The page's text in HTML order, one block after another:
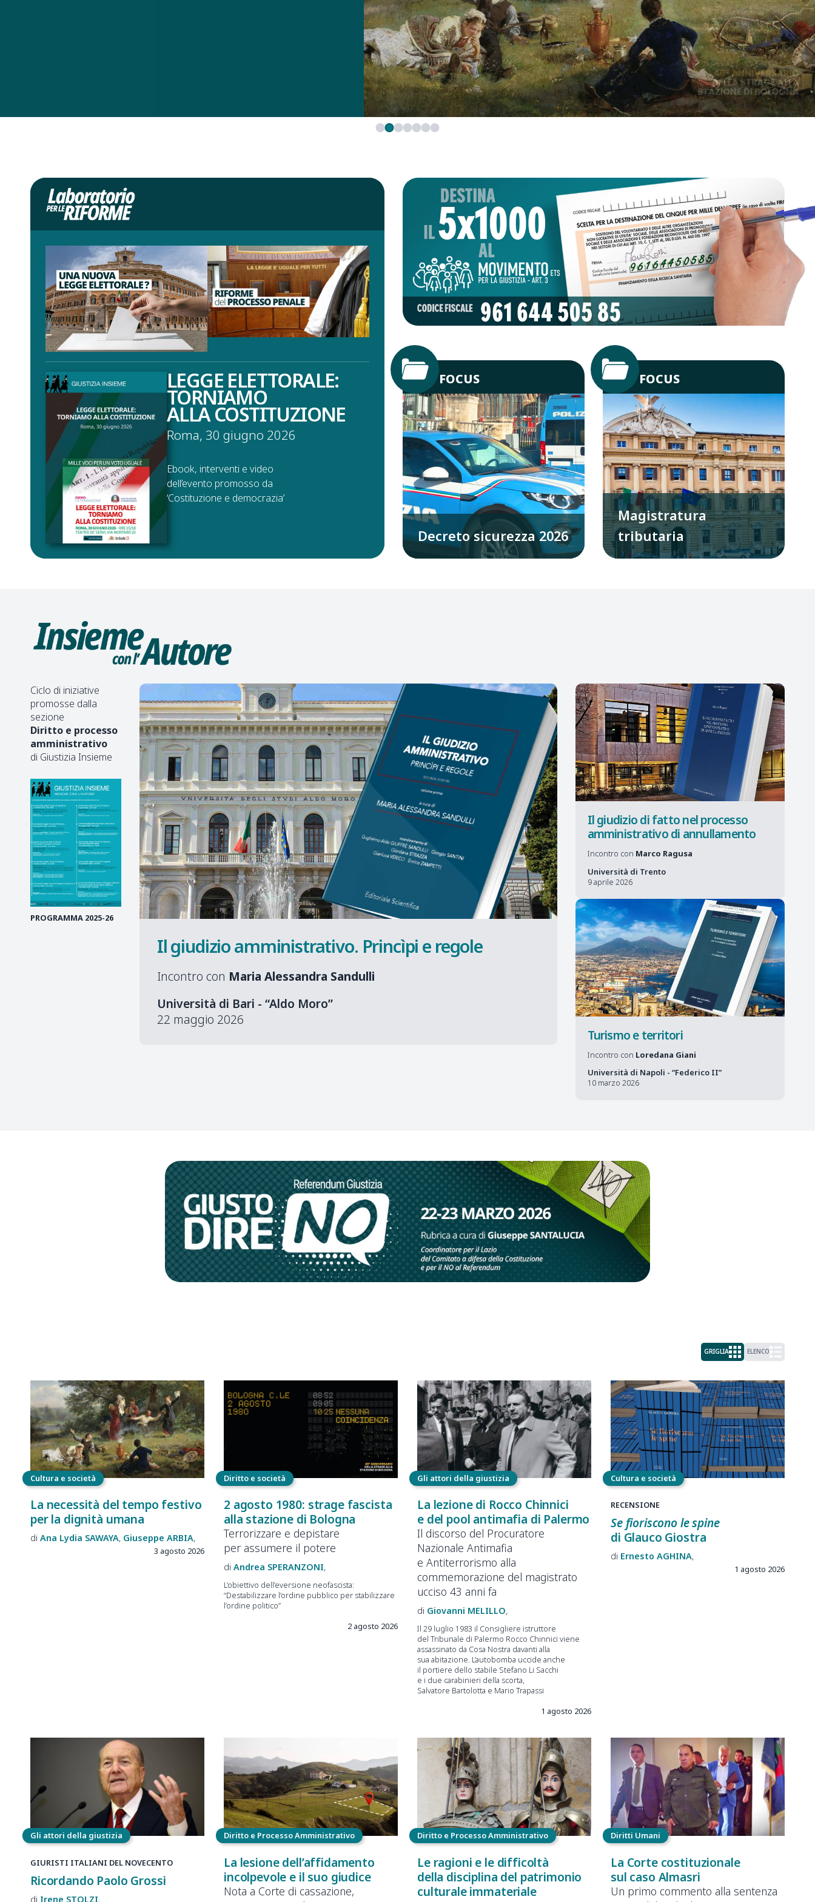
LEGGE ELETTORALE:
TORNIAMO
ALLA COSTITUZIONE
Roma, 30 giugno 2026
Ebook, interventi e video
dell’evento promosso da
‘Costituzione e democrazia’
FOCUS
Decreto sicurezza 2026
FOCUS
Magistratura
tributaria
Ciclo di iniziative
promosse dalla
sezione
Diritto e processo
amministrativo
di Giustizia Insieme
PROGRAMMA 2025-26
Il giudizio amministrativo. Princìpi e regole
Incontro con Maria Alessandra Sandulli
Università di Bari - “Aldo Moro”
22 maggio 2026
Il giudizio di fatto nel processo
amministrativo di annullamento
Incontro con Marco Ragusa
Università di Trento
9 aprile 2026
Turismo e territori
Incontro con Loredana Giani
Università di Napoli - “Federico II”
10 marzo 2026
GRIGLIA ELENCO
Cultura e società
La necessità del tempo festivo
per la dignità umana
Ana Lydia SAWAYA Giuseppe ARBIA
3 agosto 2026
Diritto e società
2 agosto 1980: strage fascista
alla stazione di Bologna
Terrorizzare e depistare
per assumere il potere
Andrea SPERANZONI
L’obiettivo dell’eversione neofascista:
“Destabilizzare l’ordine pubblico per stabilizzare
l’ordine politico”
2 agosto 2026
Gli attori della giustizia
La lezione di Rocco Chinnici
e del pool antimafia di Palermo
Il discorso del Procuratore
Nazionale Antimafia
e Antiterrorismo alla
commemorazione del magistrato
ucciso 43 anni fa
Giovanni MELILLO
Il 29 luglio 1983 il Consigliere istruttore
del Tribunale di Palermo Rocco Chinnici viene
assassinato da Cosa Nostra davanti alla
sua abitazione. L’autobomba uccide anche
il portiere dello stabile Stefano Li Sacchi
e i due carabinieri della scorta,
Salvatore Bartolotta e Mario Trapassi
1 agosto 2026
Cultura e società
RECENSIONE
Se fioriscono le spine
di Glauco Giostra
Ernesto AGHINA
1 agosto 2026
Gli attori della giustizia
GIURISTI ITALIANI DEL NOVECENTO
Ricordando Paolo Grossi
Irene STOLZI
Diritto e Processo Amministrativo
La lesione dell’affidamento
incolpevole e il suo giudice
Nota a Corte di cassazione,
Diritto e Processo Amministrativo
Le ragioni e le difficoltà
della disciplina del patrimonio
culturale immateriale
Diritti Umani
La Corte costituzionale
sul caso Almasri
Un primo commento alla sentenza